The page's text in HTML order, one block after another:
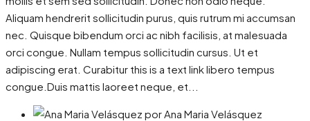
Aliquam hendrerit sollicitudin purus, quis rutrum mi accumsan
nec. Quisque bibendum orci ac nibh facilisis, at malesuada
orci congue. Nullam tempus sollicitudin cursus. Ut et
adipiscing erat. Curabitur this is a text link libero tempus
congue.Duis mattis laoreet neque, et...
por Ana Maria Velásquez